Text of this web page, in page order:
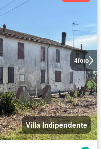
4foto
Villa Indipendente